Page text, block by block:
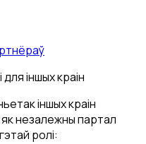
іншых краін
іншых краін
незалежны партал
ролі: